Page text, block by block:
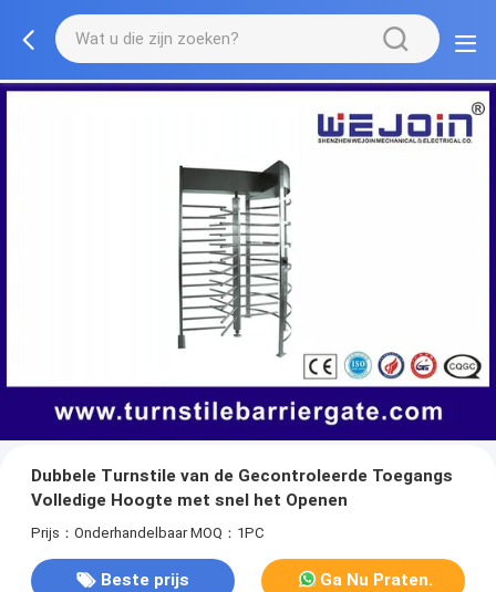
Dubbele Turnstile van de Gecontroleerde Toegangs
Volledige Hoogte met snel het Openen
Prijs：Onderhandelbaar MOQ：1PC
Beste prijs Ga Nu Praten.